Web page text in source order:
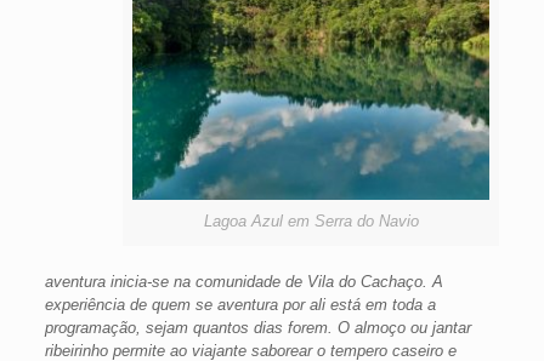
Lagoa Azul em Serra do Navio
aventura inicia-se na comunidade de Vila do Cachaço. A
experiência de quem se aventura por ali está em toda a
programação, sejam quantos dias forem. O almoço ou jantar
ribeirinho permite ao viajante saborear o tempero caseiro e